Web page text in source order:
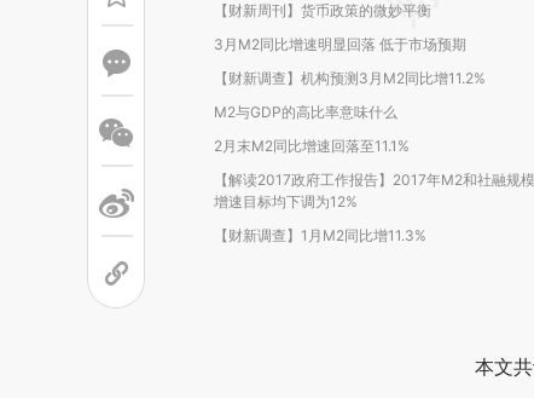
【财新周刊】货币政策的微妙平衡
3月M2同比增速明显回落 低于市场预期
【财新调查】机构预测3月M2同比增11.2%
M2与GDP的高比率意味什么
2月末M2同比增速回落至11.1%
【解读2017政府工作报告】2017年M2和社融规模
增速目标均下调为12%
【财新调查】1月M2同比增11.3%
本文